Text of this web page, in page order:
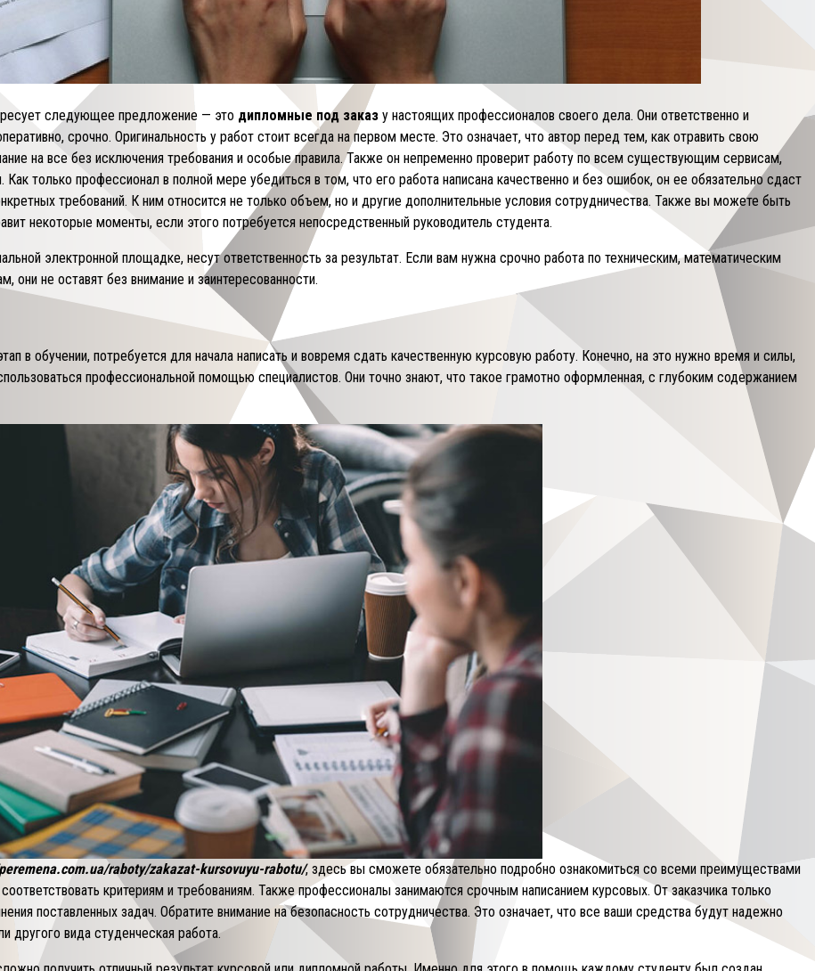
следующее предложение — это дипломные под заказ у настоящих профессионалов своего дела. Они ответственно и
срочно. Оригинальность у работ стоит всегда на первом месте. Это означает, что автор перед тем, как отравить свою
на все без исключения требования и особые правила. Также он непременно проверит работу по всем существующим сервисам,
только профессионал в полной мере убедиться в том, что его работа написана качественно и без ошибок, он ее обязательно сдаст
требований. К ним относится не только объем, но и другие дополнительные условия сотрудничества. Также вы можете быть
некоторые моменты, если этого потребуется непосредственный руководитель студента.
электронной площадке, несут ответственность за результат. Если вам нужна срочно работа по техническим, математическим
не оставят без внимание и заинтересованности.
в обучении, потребуется для начала написать и вовремя сдать качественную курсовую работу. Конечно, на это нужно время и силы,
профессиональной помощью специалистов. Они точно знают, что такое грамотно оформленная, с глубоким содержанием
raboty/zakazat-kursovuyu-rabotu/, здесь вы сможете обязательно подробно ознакомиться со всеми преимуществами
критериям и требованиям. Также профессионалы занимаются срочным написанием курсовых. От заказчика только
поставленных задач. Обратите внимание на безопасность сотрудничества. Это означает, что все ваши средства будут надежно
другого вида студенческая работа.